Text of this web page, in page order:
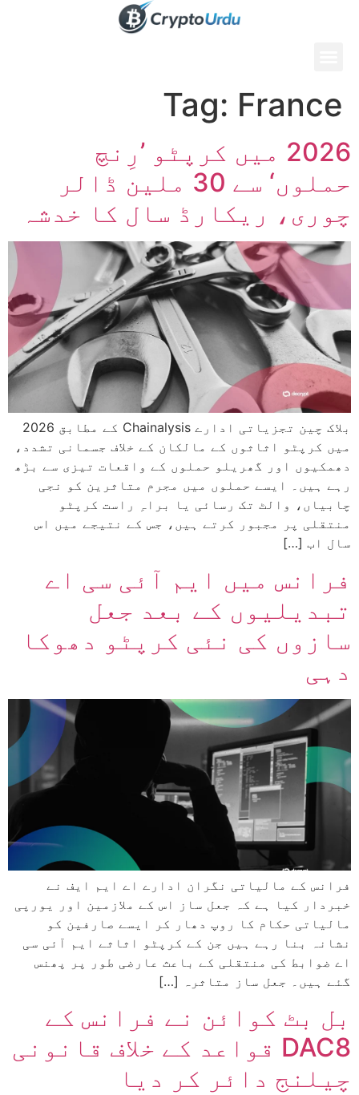
Tag: France
2026 میں کرپٹو ’رِنچ
حملوں‘ سے 30 ملین ڈالر
چوری، ریکارڈ سال کا خدشہ
بلاک چین تجزیاتی ادارے Chainalysis کے مطابق 2026
میں کرپٹو اثاثوں کے مالکان کے خلاف جسمانی تشدد،
دھمکیوں اور گھریلو حملوں کے واقعات تیزی سے بڑھ
رہے ہیں۔ ایسے حملوں میں مجرم متاثرین کو نجی
چابیاں، والٹ تک رسائی یا براہِ راست کرپٹو
منتقلی پر مجبور کرتے ہیں، جس کے نتیجے میں اس
سال اب […]
فرانس میں ایم آئی سی اے
تبدیلیوں کے بعد جعل
سازوں کی نئی کرپٹو دھوکا
دہی
فرانس کے مالیاتی نگران ادارے اے ایم ایف نے
خبردار کیا ہے کہ جعل ساز اس کے ملازمین اور یورپی
مالیاتی حکام کا روپ دھار کر ایسے صارفین کو
نشانہ بنا رہے ہیں جن کے کرپٹو اثاثے ایم آئی سی
اے ضوابط کی منتقلی کے باعث عارضی طور پر پھنس
گئے ہیں۔ جعل ساز متاثرہ […]
بل بٹ کوائن نے فرانس کے
DAC8 قواعد کے خلاف قانونی
چیلنج دائر کر دیا